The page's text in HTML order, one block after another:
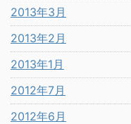
2013年3月
2013年2月
2013年1月
2012年7月
2012年6月